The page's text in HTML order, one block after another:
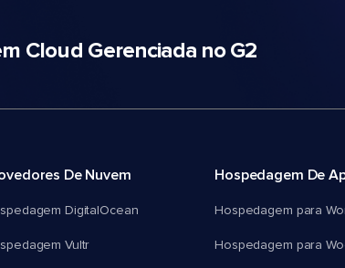
Cloud Gerenciada no G2
De Nuvem
DigitalOcean
Vultr
Hospedagem De
Hospedagem para
Hospedagem para